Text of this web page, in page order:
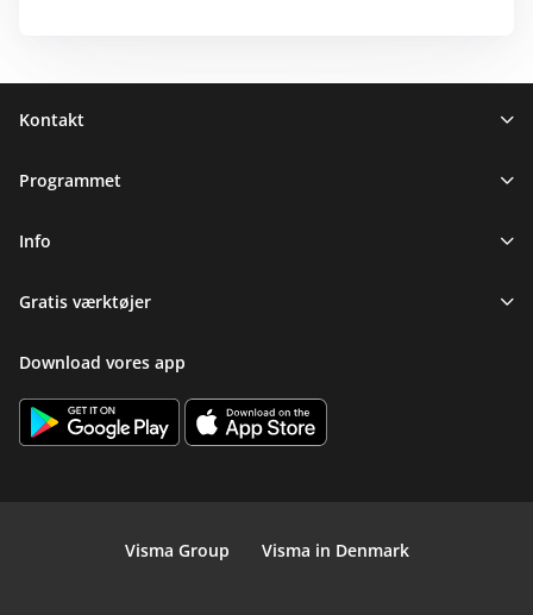
Sidefod
Kontakt
Programmet
Info
Gratis værktøjer
Download vores app
Visma Group Visma in Denmark